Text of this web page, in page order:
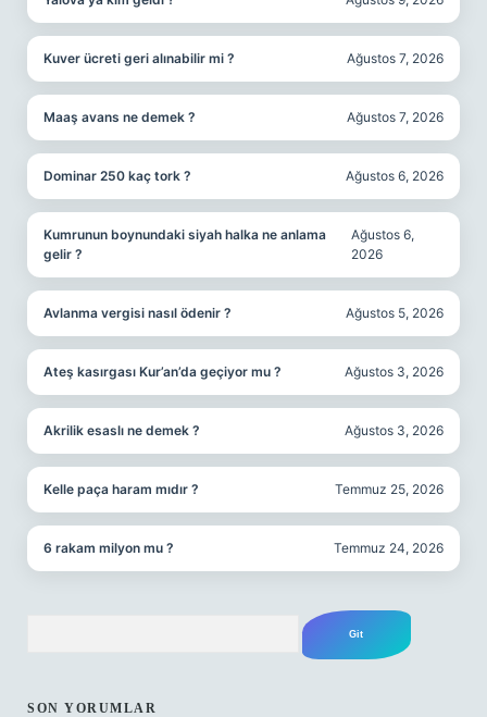
Kuver ücreti geri alınabilir mi ? Ağustos 7, 2026
Maaş avans ne demek ? Ağustos 7, 2026
Dominar 250 kaç tork ? Ağustos 6, 2026
Kumrunun boynundaki siyah halka ne anlama
gelir ?
Ağustos 6,
2026
Avlanma vergisi nasıl ödenir ? Ağustos 5, 2026
Ateş kasırgası Kur’an’da geçiyor mu ? Ağustos 3, 2026
Akrilik esaslı ne demek ? Ağustos 3, 2026
Kelle paça haram mıdır ? Temmuz 25, 2026
6 rakam milyon mu ? Temmuz 24, 2026
SON YORUMLAR